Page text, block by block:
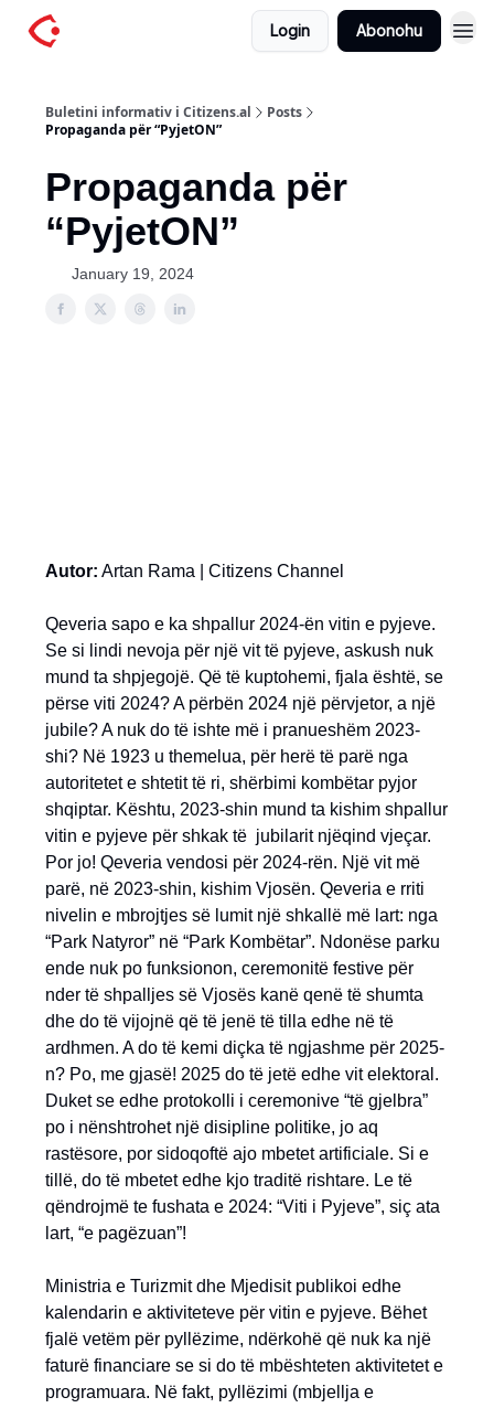
Login Abonohu
Buletini informativ i Citizens.al
Posts
Propaganda për “PyjetON”
Propaganda për
“PyjetON”
January 19, 2024
Autor: Artan Rama | Citizens Channel
Qeveria sapo e ka shpallur 2024-ën vitin e pyjeve.
Se si lindi nevoja për një vit të pyjeve, askush nuk
mund ta shpjegojë. Që të kuptohemi, fjala është, se
përse viti 2024? A përbën 2024 një përvjetor, a një
jubile? A nuk do të ishte më i pranueshëm 2023-
shi? Në 1923 u themelua, për herë të parë nga
autoritetet e shtetit të ri, shërbimi kombëtar pyjor
shqiptar. Kështu, 2023-shin mund ta kishim shpallur
vitin e pyjeve për shkak të jubilarit njëqind vjeçar.
Por jo! Qeveria vendosi për 2024-rën. Një vit më
parë, në 2023-shin, kishim Vjosën. Qeveria e rriti
nivelin e mbrojtjes së lumit një shkallë më lart: nga
“Park Natyror” në “Park Kombëtar”. Ndonëse parku
ende nuk po funksionon, ceremonitë festive për
nder të shpalljes së Vjosës kanë qenë të shumta
dhe do të vijojnë që të jenë të tilla edhe në të
ardhmen. A do të kemi diçka të ngjashme për 2025-
n? Po, me gjasë! 2025 do të jetë edhe vit elektoral.
Duket se edhe protokolli i ceremonive “të gjelbra”
po i nënshtrohet një disipline politike, jo aq
rastësore, por sidoqoftë ajo mbetet artificiale. Si e
tillë, do të mbetet edhe kjo traditë rishtare. Le të
qëndrojmë te fushata e 2024: “Viti i Pyjeve”, siç ata
lart, “e pagëzuan”!
Ministria e Turizmit dhe Mjedisit publikoi edhe
kalendarin e aktiviteteve për vitin e pyjeve. Bëhet
fjalë vetëm për pyllëzime, ndërkohë që nuk ka një
faturë financiare se si do të mbështeten aktivitetet e
programuara. Në fakt, pyllëzimi (mbjellja e